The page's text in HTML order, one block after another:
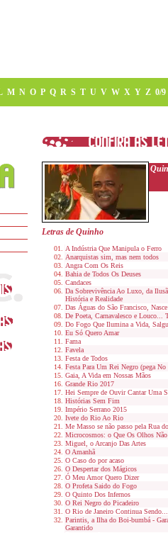
M N O P Q R S T U V W X Y Z 0/9
Letras de Quinho
A Indústria Que Manipula o Ferro
Anarquistas sim, mas nem todos
Angra Com Os Reis
Bahia de Todos Os Deuses
Candaces
Da Sobrevivência Ao Luxo, da
História e Realidade
Das Águas do São Francisco,
De Poeta, Carnavalesco e Louco...
Do Fogo Que Ilumina a Vida,
Eu Só Quero Amar
Fama
Favela
Festa de Todos
Festa Para Um Rei Negro (pega No
Gaia, A Vida em Nossas Mãos
Grande Rio 2017
Hei Sempre de Ouvir Cantar Uma
Histórias Sem Fim
Império Serrano 2015
Ivete do Rio Ao Rio
Me Masso se não passo pela Rua
Microcosmos: o Que Os Olhos
Miguel, o Arcanjo Das Artes
O Amanhã
O Caso do por acaso
O Despertar dos Mágicos
Ó Meu Amor Quero Dizer
O Profeta Saido do Fogo
O Quinto Dos Infernos
O Rei Negro do Picadeiro
O Rio de Janeiro Continua Sendo...
Parintis, a Ilha do Boi-bumbá -
Garantido